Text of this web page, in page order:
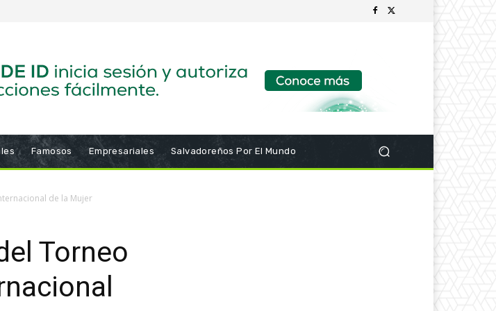
Famosos Empresariales Salvadoreños Por El Mundo
de la Mujer
Torneo